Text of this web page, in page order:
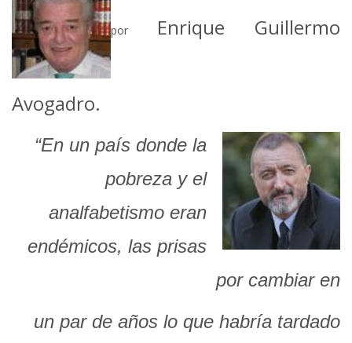
por Enrique Guillermo
Avogadro.
“En un país donde la
pobreza y el
analfabetismo eran
endémicos, las prisas
por cambiar en
un par de años lo que habría tardado